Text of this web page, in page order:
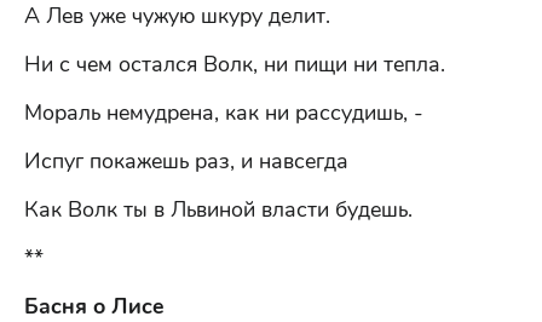
А Лев уже чужую шкуру делит.
Ни с чем остался Волк, ни пищи ни тепла.
Мораль немудрена, как ни рассудишь, -
Испуг покажешь раз, и навсегда
Как Волк ты в Львиной власти будешь.
**
Басня о Лисе